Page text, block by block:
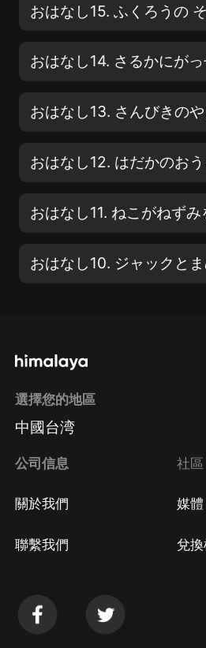
おはなし15. ふくろうの
おはなし14. さるかにが
おはなし12. はだかのおう
選擇您的地區
中國台湾
公司信息
關於我們
聯繫我們
社區
媒體
兌